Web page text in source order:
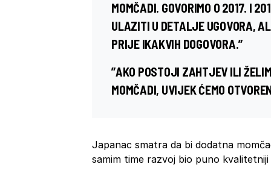
MOMČADI. GOVORIMO O 2017. I
ULAZITI U DETALJE UGOVORA,
PRIJE IKAKVIH DOGOVORA.”
”AKO POSTOJI ZAHTJEV ILI
MOMČADI, UVIJEK ĆEMO
Japanac smatra da bi dodatna
samim time razvoj bio puno kvalitetniji